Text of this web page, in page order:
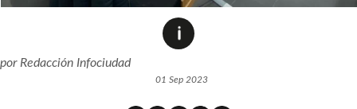
porRedacción Infociudad
01 Sep 2023